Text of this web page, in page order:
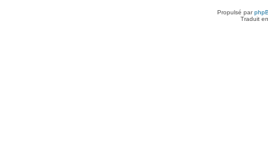
Propulsé par
Traduit